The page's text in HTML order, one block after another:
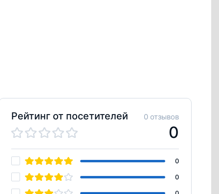
Рейтинг от посетителей 0 отзывов
0
0
0